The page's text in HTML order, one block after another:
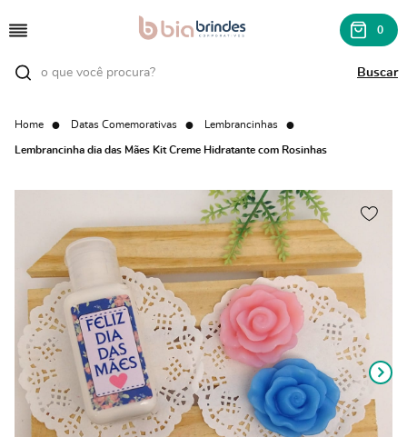
0
Home Datas Comemorativas Lembrancinhas
Lembrancinha dia das Mães Kit Creme Hidratante com Rosinhas